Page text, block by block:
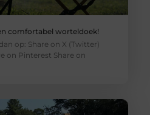
comfortabel worteldoek!
op: Share on X (Twitter)
on Pinterest Share on